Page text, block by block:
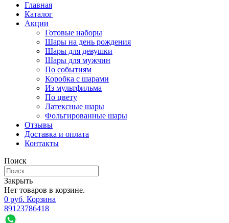
Главная
Каталог
Акции
Готовые наборы
Шары на день рождения
Шары для девушки
Шары для мужчин
По событиям
Коробка с шарами
Из мультфильма
По цвету
Латексные шары
Фольгированные шары
Отзывы
Доставка и оплата
Контакты
Поиск
Закрыть
Нет товаров в корзине.
0 руб. Корзина
89123786418